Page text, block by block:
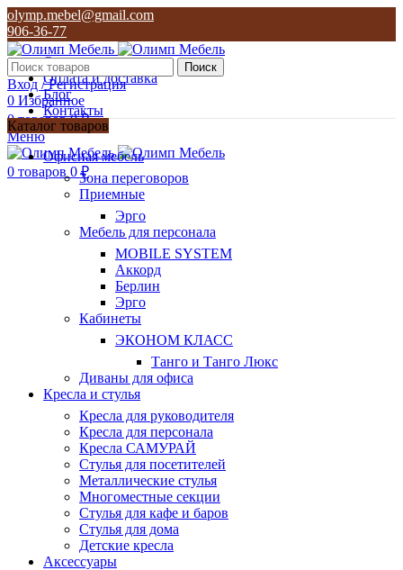
olymp.mebel@gmail.com
906-36-77
О нас
Оплата и доставка
Блог
Контакты
906-36-77
Поиск
Вход / Регистрация
0 Избранное
0товаров 0₽
Меню
0 товаров 0₽
Каталог товаров
Офисная мебель
Зона переговоров
Приемные
Эрго
Мебель для персонала
MOBILE SYSTEM
Аккорд
Берлин
Эрго
Кабинеты
ЭКОНОМ КЛАСС
Танго и Танго Люкс
Диваны для офиса
Кресла и стулья
Кресла для руководителя
Кресла для персонала
Кресла САМУРАЙ
Стулья для посетителей
Металлические стулья
Многоместные секции
Стулья для кафе и баров
Стулья для дома
Детские кресла
Аксессуары